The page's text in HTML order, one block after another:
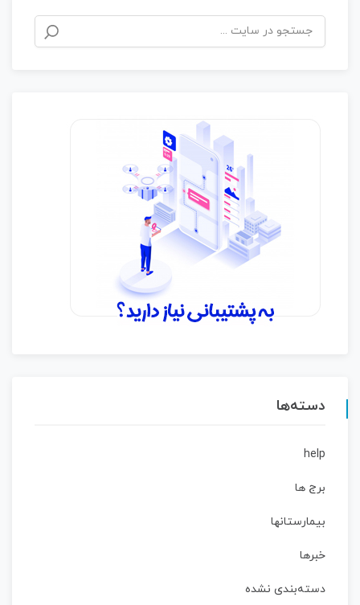
دسته‌ها
help
برج ها
بیمارستانها
خبرها
دسته‌بندی نشده